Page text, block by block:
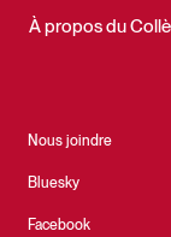
Nous joindre
Bluesky
Facebook
À propos du